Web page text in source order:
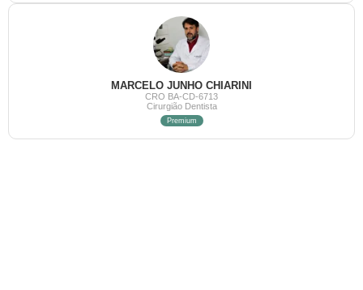
MARCELO JUNHO CHIARINI
CRO BA-CD-6713
Cirurgião Dentista
Premium